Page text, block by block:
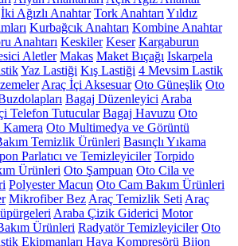
İki Ağızlı Anahtar Tork Anahtarı Yıldız
Kurbağcık Anahtarı Kombine Anahtar
Anahtarı Keskiler Keser Kargaburun
Aletler Makas Maket Bıçağı Iskarpela
Yaz Lastiği Kış Lastiği 4 Mevsim Lastik
Araç İçi Aksesuar Oto Güneşlik Oto
Bagaj Düzenleyici Araba
Telefon Tutucular Bagaj Havuzu Oto
Oto Multimedya ve Görüntü
Temizlik Ürünleri Basınçlı Yıkama
Parlatıcı ve Temizleyiciler Torpido
Ürünleri Oto Şampuan Oto Cila ve
Polyester Macun Oto Cam Bakım Ürünleri
Mikrofiber Bez Araç Temizlik Seti Araç
Araba Çizik Giderici Motor
Ürünleri Radyatör Temizleyiciler Oto
Ekipmanları Hava Kompresörü Bijon